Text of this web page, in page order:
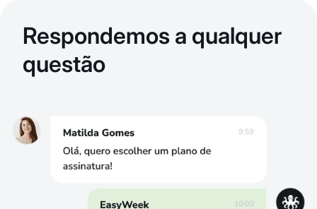
Respondemos a qualquer
questão